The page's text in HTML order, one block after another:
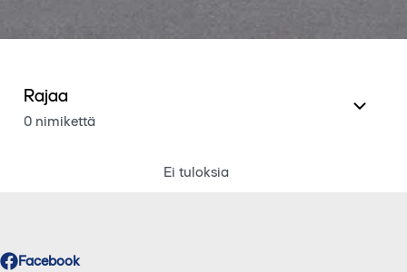
Rajaa
0 nimikettä
Ei tuloksia
Facebook